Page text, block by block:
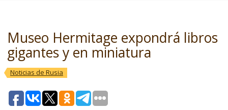
Museo Hermitage expondrá libros
gigantes y en miniatura
Noticias de Rusia